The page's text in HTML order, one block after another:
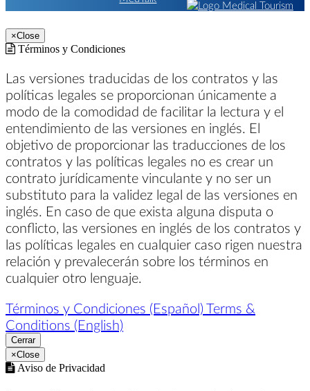
×Close
Términos y Condiciones
Las versiones traducidas de los contratos y las
políticas legales se proporcionan únicamente a
modo de la comodidad de facilitar la lectura y el
entendimiento de las versiones en inglés. El
objetivo de proporcionar las traducciones de los
contratos y las políticas legales no es crear un
contrato jurídicamente vinculante y no ser un
substituto para la validez legal de las versiones en
inglés. En caso de que exista alguna disputa o
conflicto, las versiones en inglés de los contratos y
las políticas legales en cualquier caso rigen nuestra
relación y prevalecerán sobre los términos en
cualquier otro lenguaje.
Términos y Condiciones (Español) Terms &
Conditions (English)
Cerrar
×Close
Aviso de Privacidad